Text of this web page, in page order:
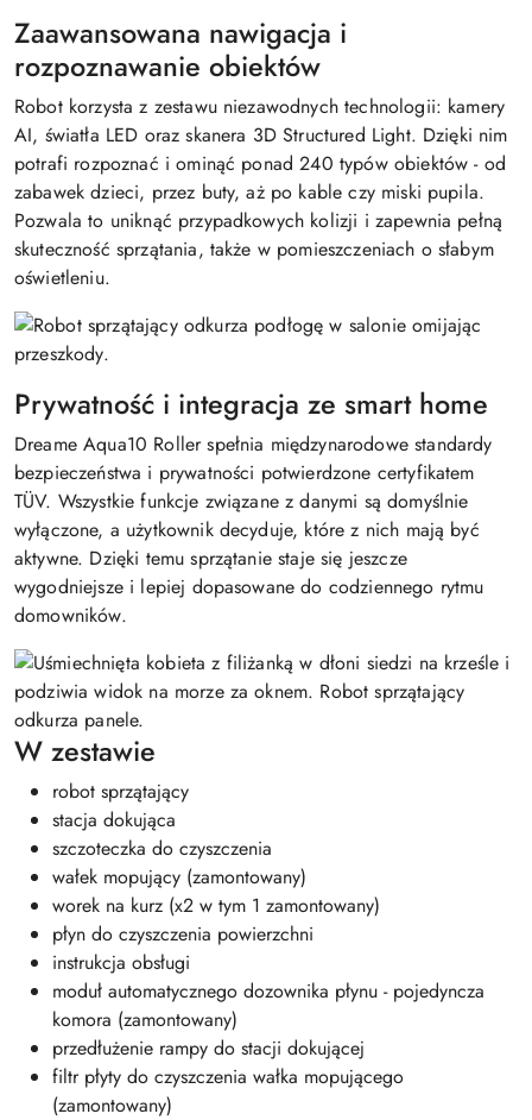
Zaawansowana nawigacja i
rozpoznawanie obiektów
Robot korzysta z zestawu niezawodnych technologii: kamery
AI, światła LED oraz skanera 3D Structured Light. Dzięki nim
potrafi rozpoznać i ominąć ponad 240 typów obiektów - od
zabawek dzieci, przez buty, aż po kable czy miski pupila.
Pozwala to uniknąć przypadkowych kolizji i zapewnia pełną
skuteczność sprzątania, także w pomieszczeniach o słabym
oświetleniu.
Prywatność i integracja ze smart home
Dreame Aqua10 Roller spełnia międzynarodowe standardy
bezpieczeństwa i prywatności potwierdzone certyfikatem
TÜV. Wszystkie funkcje związane z danymi są domyślnie
wyłączone, a użytkownik decyduje, które z nich mają być
aktywne. Dzięki temu sprzątanie staje się jeszcze
wygodniejsze i lepiej dopasowane do codziennego rytmu
domowników.
W zestawie
robot sprzątający
stacja dokująca
szczoteczka do czyszczenia
wałek mopujący (zamontowany)
worek na kurz (x2 w tym 1 zamontowany)
płyn do czyszczenia powierzchni
instrukcja obsługi
moduł automatycznego dozownika płynu - pojedyncza
komora (zamontowany)
przedłużenie rampy do stacji dokującej
filtr płyty do czyszczenia wałka mopującego
(zamontowany)